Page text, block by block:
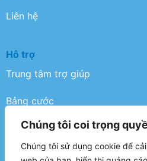
Chúng tôi coi trọng
Chúng tôi sử dụng cookie để
Liên hệ
Hỗ trợ
Trung tâm trợ giúp
Bảng cước
Điều khoản
Chính sách bảo mật